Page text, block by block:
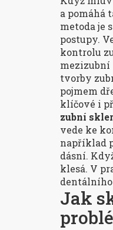
a pomáhá
metoda je
postupy.
kontrolu
tvorby
pojmem
klíčové i
zubní
vede ke
například
dásní.
klesá. V
Jak